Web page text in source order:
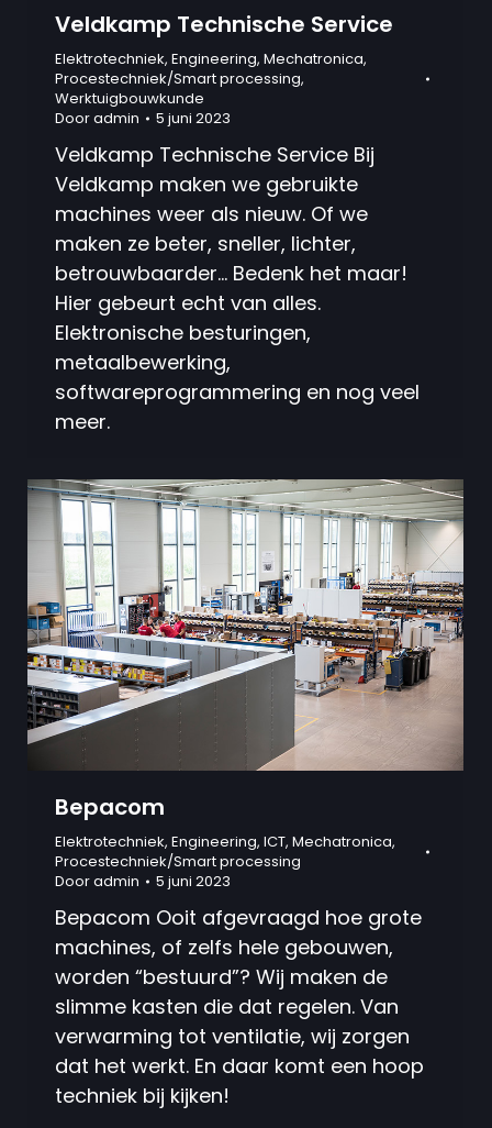
Veldkamp Technische Service
Elektrotechniek, Engineering, Mechatronica,
Procestechniek/Smart processing,
Werktuigbouwkunde
Dooradmin 5 juni 2023
Veldkamp Technische Service Bij
Veldkamp maken we gebruikte
machines weer als nieuw. Of we
maken ze beter, sneller, lichter,
betrouwbaarder… Bedenk het maar!
Hier gebeurt echt van alles.
Elektronische besturingen,
metaalbewerking,
softwareprogrammering en nog veel
meer.
Bepacom
Elektrotechniek, Engineering, ICT, Mechatronica,
Procestechniek/Smart processing
Dooradmin 5 juni 2023
Bepacom Ooit afgevraagd hoe grote
machines, of zelfs hele gebouwen,
worden “bestuurd”? Wij maken de
slimme kasten die dat regelen. Van
verwarming tot ventilatie, wij zorgen
dat het werkt. En daar komt een hoop
techniek bij kijken!